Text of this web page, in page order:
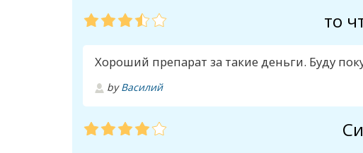
то
Хороший препарат за такие деньги. Буду
byВасилий